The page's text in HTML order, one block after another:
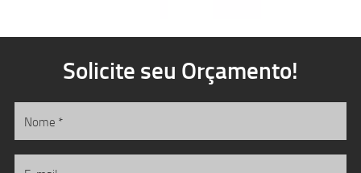
Solicite seu Orçamento!